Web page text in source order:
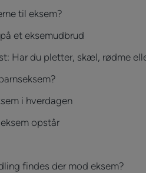
til eksem?
et eksemudbrud
Har du pletter, skæl, rødme
i hverdagen
opstår
findes der mod eksem?